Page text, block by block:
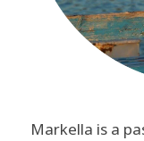
Markella is a